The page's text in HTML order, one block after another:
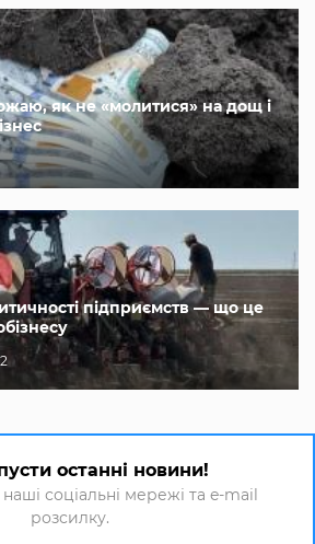
як не «молитися» на дощ і
підприємств — що це
останні новини!
соціальні мережі та e-mail
розсилку.